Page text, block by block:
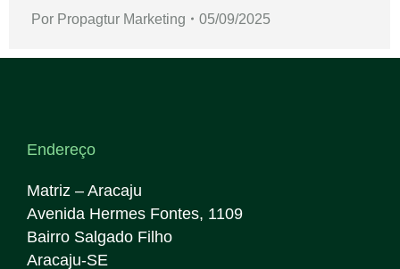
Por Propagtur Marketing 05/09/2025
Endereço
Matriz – Aracaju
Avenida Hermes Fontes, 1109
Bairro Salgado Filho
Aracaju-SE